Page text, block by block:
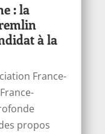
: la
à la
France-
propos